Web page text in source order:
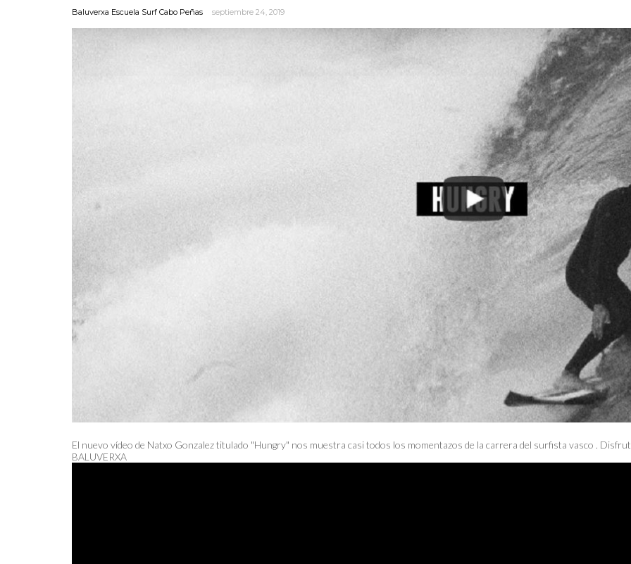
Baluverxa Escuela Surf Cabo Peñas septiembre 24, 2019
El nuevo vídeo de Natxo Gonzalez titulado "Hungry" nos muestra casi todos los momentazos de la carrera del surfista vasco .
BALUVERXA